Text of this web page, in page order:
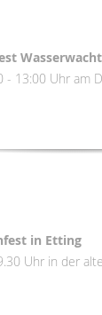
- 13:00 Uhr am
in Etting
Uhr in der